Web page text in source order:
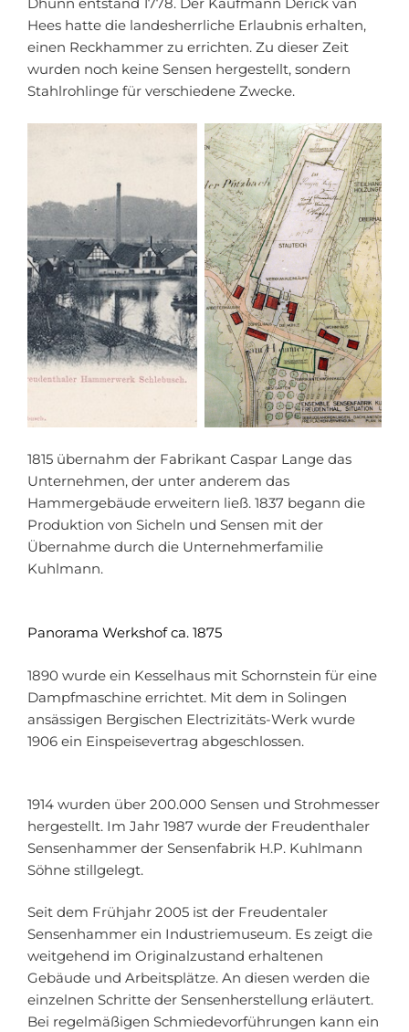
Dhünn entstand 1778. Der Kaufmann Derick van
Hees hatte die landesherrliche Erlaubnis erhalten,
einen Reckhammer zu errichten. Zu dieser Zeit
wurden noch keine Sensen hergestellt, sondern
Stahlrohlinge für verschiedene Zwecke.
1815 übernahm der Fabrikant Caspar Lange das
Unternehmen, der unter anderem das
Hammergebäude erweitern ließ. 1837 begann die
Produktion von Sicheln und Sensen mit der
Übernahme durch die Unternehmerfamilie
Kuhlmann.
Panorama Werkshof ca. 1875
1890 wurde ein Kesselhaus mit Schornstein für eine
Dampfmaschine errichtet. Mit dem in Solingen
ansässigen Bergischen Electrizitäts-Werk wurde
1906 ein Einspeisevertrag abgeschlossen.
1914 wurden über 200.000 Sensen und Strohmesser
hergestellt. Im Jahr 1987 wurde der Freudenthaler
Sensenhammer der Sensenfabrik H.P. Kuhlmann
Söhne stillgelegt.
Seit dem Frühjahr 2005 ist der Freudentaler
Sensenhammer ein Industriemuseum. Es zeigt die
weitgehend im Originalzustand erhaltenen
Gebäude und Arbeitsplätze. An diesen werden die
einzelnen Schritte der Sensenherstellung erläutert.
Bei regelmäßigen Schmiedevorführungen kann ein